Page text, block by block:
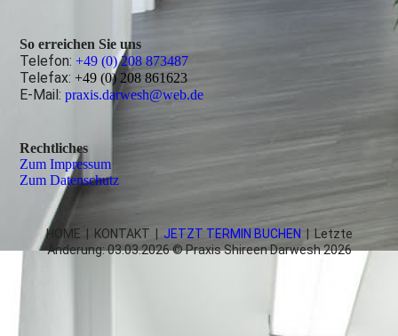
So erreichen Sie uns
Telefon: +49 (0) 208 873487
Telefax: +49 (0) 208 861623
E-Mail: praxis.darwesh@web.de
Rechtliches
Zum Impressum
Zum Datenschutz
HOME KONTAKT JETZT TERMIN BUCHEN | Letzte
Änderung: 03.03.2026 © Praxis Shireen Darwesh 2026